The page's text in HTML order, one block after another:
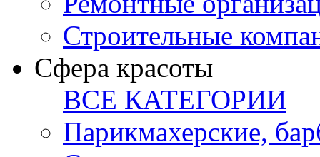
Строительные
Сфера красоты
ВСЕ КАТЕГОРИИ
Парикмахерские,